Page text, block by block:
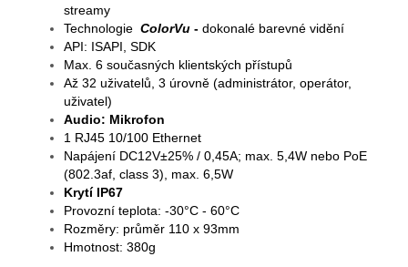
streamy
Technologie ColorVu - dokonalé barevné vidění
API: ISAPI, SDK
Max. 6 současných klientských přístupů
Až 32 uživatelů, 3 úrovně (administrátor, operátor,
uživatel)
Audio: Mikrofon
1 RJ45 10/100 Ethernet
Napájení DC12V±25% / 0,45A; max. 5,4W nebo PoE
(802.3af, class 3), max. 6,5W
Krytí IP67
Provozní teplota: -30°C - 60°C
Rozměry: průměr 110 x 93mm
Hmotnost: 380g